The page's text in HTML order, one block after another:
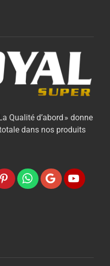
Qualité d’abord » donne
dans nos produits